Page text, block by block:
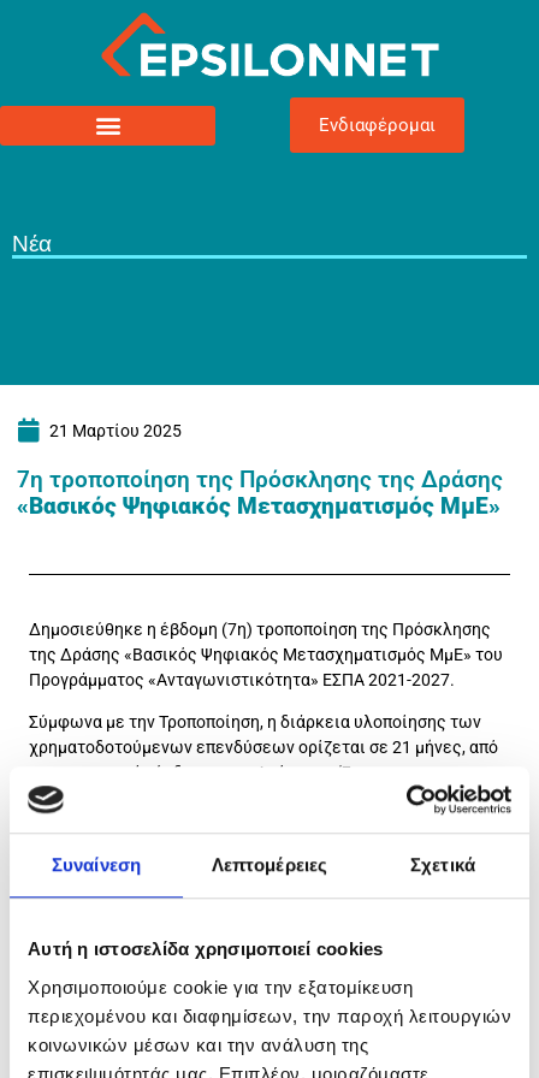
Συναίνεση Λεπτομέρειες Σχετικά
Αυτή η ιστοσελίδα χρησιμοποιεί cookies
Χρησιμοποιούμε cookie για την εξατομίκευση
περιεχομένου και διαφημίσεων, την παροχή λειτουργιών
κοινωνικών μέσων και την ανάλυση της
επισκεψιμότητάς μας. Επιπλέον, μοιραζόμαστε
Ενδιαφέρομαι
Νέα
21 Μαρτίου 2025
7η τροποποίηση της Πρόσκλησης της Δράσης
«Βασικός Ψηφιακός Μετασχηματισμός ΜμΕ»
Δημοσιεύθηκε η έβδομη (7η) τροποποίηση της Πρόσκλησης
της Δράσης «Βασικός Ψηφιακός Μετασχηματισμός ΜμΕ» του
Προγράμματος «Ανταγωνιστικότητα» ΕΣΠΑ 2021-2027.
Σύμφωνα με την Τροποποίηση, η διάρκεια υλοποίησης των
χρηματοδοτούμενων επενδύσεων ορίζεται σε 21 μήνες, από
την ημερομηνία έκδοσης της Απόφασης Έγκρισης
Αποτελεσμάτων Αξιολόγησης.Η τροποποίηση περιλαμβάνει
Επαλήθευσης – Πιστοποίησης κ.ά.